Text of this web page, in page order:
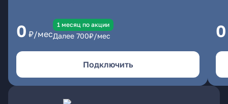
0 ₽/мес
1 месяц по акции
Далее 700₽/мес
Подключить
0